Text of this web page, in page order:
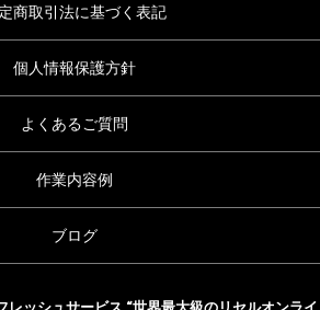
商取引法に基づく表記
個人情報保護方針
よくあるご質問
作業内容例
ブログ